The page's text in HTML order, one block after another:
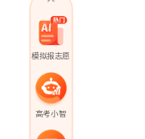
模拟报志愿
高考小智